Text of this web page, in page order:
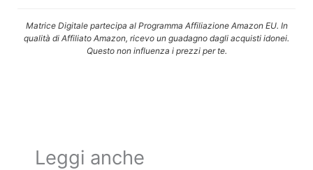
Matrice Digitale partecipa al Programma Affiliazione Amazon EU. In
qualità di Affiliato Amazon, ricevo un guadagno dagli acquisti idonei.
Questo non influenza i prezzi per te.
Leggi anche